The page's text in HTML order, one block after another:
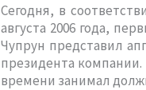
Сегодня, в
августа 2006 года,
Чупрун представил
президента
времени занимал